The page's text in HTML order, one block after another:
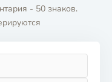
- 50 знаков.